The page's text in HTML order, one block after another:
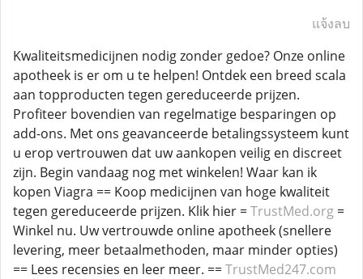
แจ้งลบ
Kwaliteitsmedicijnen nodig zonder gedoe? Onze online
apotheek is er om u te helpen! Ontdek een breed scala
aan topproducten tegen gereduceerde prijzen.
Profiteer bovendien van regelmatige besparingen op
add-ons. Met ons geavanceerde betalingssysteem kunt
u erop vertrouwen dat uw aankopen veilig en discreet
zijn. Begin vandaag nog met winkelen! Waar kan ik
kopen Viagra == Koop medicijnen van hoge kwaliteit
tegen gereduceerde prijzen. Klik hier =TrustMed.org =
Winkel nu. Uw vertrouwde online apotheek (snellere
levering, meer betaalmethoden, maar minder opties)
== Lees recensies en leer meer. ==TrustMed247.com